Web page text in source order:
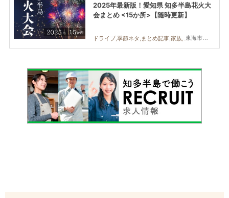
東海市,大府市,知多市,東浦町,阿久比町,半田市,常滑市,武豊町,美浜町,南知多町
2025年最新版！愛知県 知多半島花火大
会まとめ <15か所>【随時更新】
ドライブ,季節ネタ,まとめ記事,家族,カップル,友人